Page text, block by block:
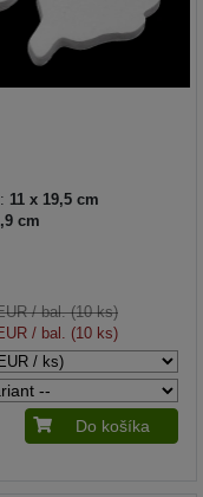
11 x 19,5 cm
cm
/ bal. (10 ks)
/ bal. (10 ks)
Do košíka